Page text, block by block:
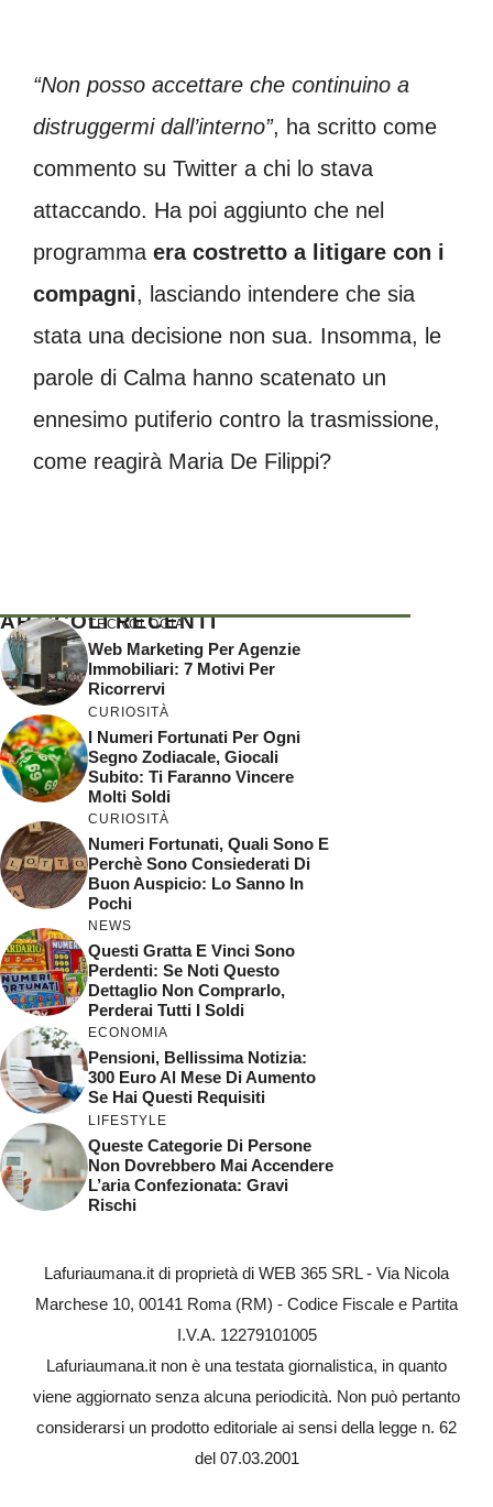
“Non posso accettare che continuino a
distruggermi dall’interno”, ha scritto come
commento su Twitter a chi lo stava
attaccando. Ha poi aggiunto che nel
programma era costretto a litigare con i
compagni, lasciando intendere che sia
stata una decisione non sua. Insomma, le
parole di Calma hanno scatenato un
ennesimo putiferio contro la trasmissione,
come reagirà Maria De Filippi?
ARTICOLI RECENTI
TECNOLOGIA
Web Marketing Per Agenzie
Immobiliari: 7 Motivi Per
Ricorrervi
CURIOSITÀ
I Numeri Fortunati Per Ogni
Segno Zodiacale, Giocali
Subito: Ti Faranno Vincere
Molti Soldi
CURIOSITÀ
Numeri Fortunati, Quali Sono E
Perchè Sono Consiederati Di
Buon Auspicio: Lo Sanno In
Pochi
NEWS
Questi Gratta E Vinci Sono
Perdenti: Se Noti Questo
Dettaglio Non Comprarlo,
Perderai Tutti I Soldi
ECONOMIA
Pensioni, Bellissima Notizia:
300 Euro Al Mese Di Aumento
Se Hai Questi Requisiti
LIFESTYLE
Queste Categorie Di Persone
Non Dovrebbero Mai Accendere
L’aria Confezionata: Gravi
Rischi
Lafuriaumana.it di proprietà di WEB 365 SRL - Via Nicola
Marchese 10, 00141 Roma (RM) - Codice Fiscale e Partita
I.V.A. 12279101005
Lafuriaumana.it non è una testata giornalistica, in quanto
viene aggiornato senza alcuna periodicità. Non può pertanto
considerarsi un prodotto editoriale ai sensi della legge n. 62
del 07.03.2001